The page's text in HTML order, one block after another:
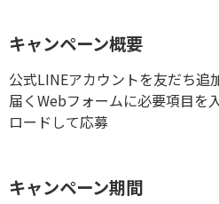
キャンペーン概要
公式LINEアカウントを友だち追
届くWebフォームに必要項目を
ロードして応募
キャンペーン期間